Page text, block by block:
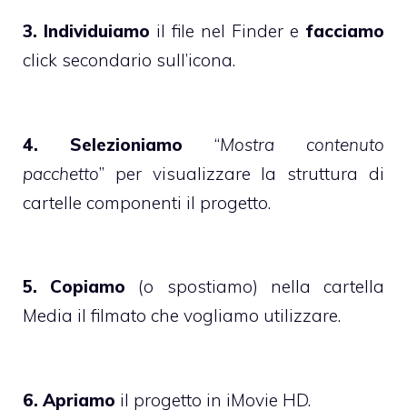
3. Individuiamo il file nel Finder e facciamo
click secondario sull’icona.
4. Selezioniamo “Mostra contenuto
pacchetto” per visualizzare la struttura di
cartelle componenti il progetto.
5. Copiamo (o spostiamo) nella cartella
Media il filmato che vogliamo utilizzare.
6. Apriamo il progetto in iMovie HD.